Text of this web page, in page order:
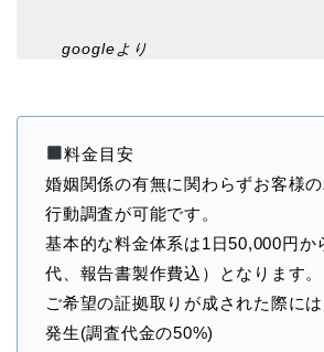
googleより
料金目安
婚姻関係の有無に関わらずお客様
行動調査が可能です。
基本的な料金体系は1日50,000円か
代、報告書製作費込）となります。
ご希望の証拠取りが成された際に
発生(調査代金の50%)